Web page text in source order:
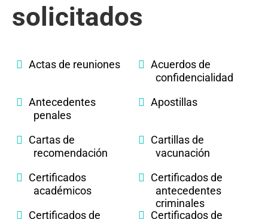
solicitados
Actas de reuniones
Acuerdos de
confidencialidad
Antecedentes
penales
Apostillas
Cartas de
recomendación
Cartillas de
vacunación
Certificados
académicos
Certificados de
antecedentes
criminales
Certificados de
Certificados de